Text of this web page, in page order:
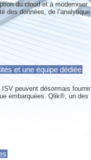
du cloud et à moderniser
des données, de l’analytique
et une équipe dédiée
peuvent désormais fournir
embarquées. Qlik®, un des